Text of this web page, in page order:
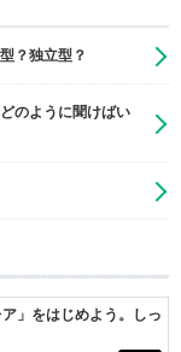
？独立型？
のように聞けばい
」をはじめよう。しっ